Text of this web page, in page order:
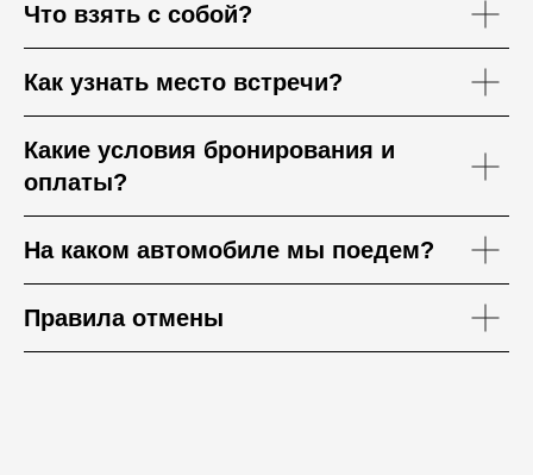
Что взять с собой?
Как узнать место встречи?
Какие условия бронирования и
оплаты?
На каком автомобиле мы поедем?
Правила отмены